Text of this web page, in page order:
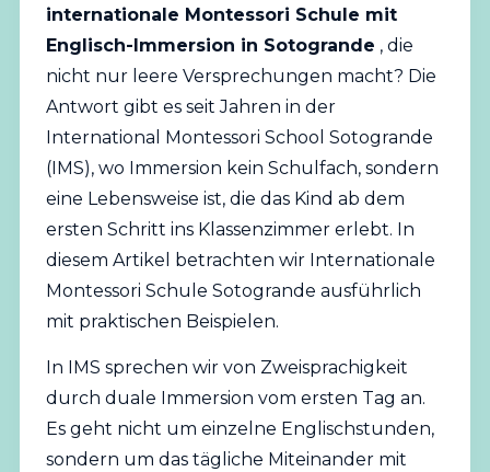
internationale Montessori Schule mit
Englisch-Immersion in Sotogrande , die
nicht nur leere Versprechungen macht? Die
Antwort gibt es seit Jahren in der
International Montessori School Sotogrande
(IMS), wo Immersion kein Schulfach, sondern
eine Lebensweise ist, die das Kind ab dem
ersten Schritt ins Klassenzimmer erlebt. In
diesem Artikel betrachten wir Internationale
Montessori Schule Sotogrande ausführlich
mit praktischen Beispielen.
In IMS sprechen wir von Zweisprachigkeit
durch duale Immersion vom ersten Tag an.
Es geht nicht um einzelne Englischstunden,
sondern um das tägliche Miteinander mit